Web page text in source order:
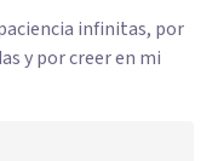
infinitas, por
y por creer en mi